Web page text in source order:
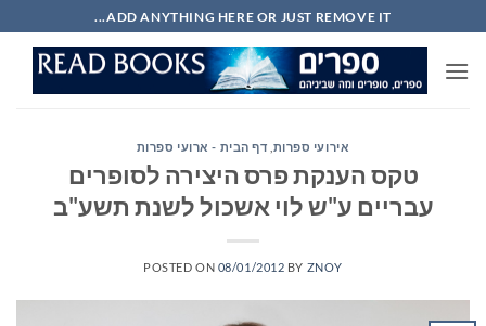
to
content
ADD ANYTHING HERE OR JUST REMOVE IT...
אירועי ספרות דף הבית - ארועי ספרות
טקס הענקת פרס היצירה לסופרים
עבריים ע"ש לוי אשכול לשנת תשע"ב
POSTED ON 08/01/2012 BY ZNOY